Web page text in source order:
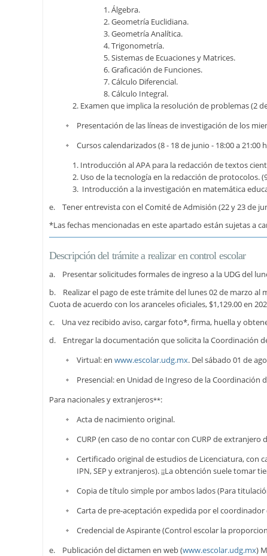
Álgebra.
Geometría Euclidiana.
Geometría Analítica.
Trigonometría.
Sistemas de Ecuaciones y Matrices.
Graficación de Funciones.
Cálculo Diferencial.
Cálculo Integral.
Examen que implica la resolución de problemas (2
Presentación de las líneas de investigación de los
Cursos calendarizados (8 - 18 de junio - 18:00 a 21:00
Introducción al APA para la redacción de textos
Uso de la tecnología en la redacción de protocolos.
Introducción a la investigación en matemática
e. Tener entrevista con el Comité de Admisión (22 y 23 de
*Las fechas mencionadas en este apartado están sujetas a
Descripción del trámite a realizar en control escolar
a. Presentar solicitudes formales de ingreso a la UDG del
b. Realizar el pago de este trámite del lunes 02 de marzo al
Cuota de acuerdo con los aranceles oficiales, $1,129.00 en
c. Una vez recibido aviso, cargar foto*, firma, huella y
d. Entregar la documentación que solicita la Coordinación
Virtual: en www.escolar.udg.mx. Del sábado 01 de
Presencial: en Unidad de Ingreso de la Coordinación
Para nacionales y extranjeros**:
Acta de nacimiento original.
CURP (en caso de no contar con CURP de
Certificado original de estudios de Licenciatura, con
IPN, SEP y extranjeros). ¡¡La obtención suele tomar
Copia de título simple por ambos lados (Para
Carta de pre-aceptación expedida por el coordinador
Credencial de Aspirante (Control escolar la
e. Publicación del dictamen en web (www.escolar.udg.mx)